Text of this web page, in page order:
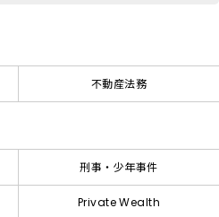
不動産法務
刑事・少年事件
Private Wealth